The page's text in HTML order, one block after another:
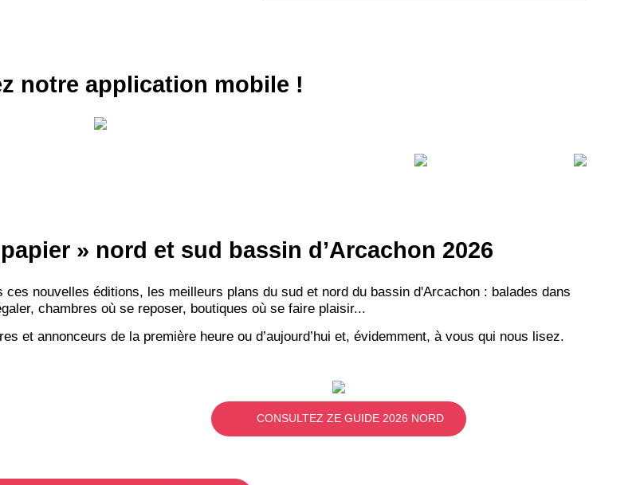
notre application mobile !
» nord et sud bassin d’Arcachon 2026
ces nouvelles éditions, les meilleurs plans du sud et nord du bassin d'Arcachon : balades dans
chambres où se reposer, boutiques où se faire plaisir...
et annonceurs de la première heure ou d’aujourd’hui et, évidemment, à vous qui nous lisez.
CONSULTEZ ZE GUIDE 2026 NORD